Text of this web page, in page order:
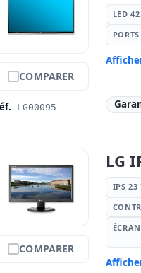
COMPARER
LG00095
LED
· 16:
COMPARER
LG
IPS 23
ÉCRAN